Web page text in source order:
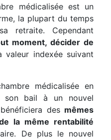
médicalisée est un
la plupart du temps
retraite. Cependant
moment, décider de
valeur indexée suivant
médicalisée en
son bail à un nouvel
des mêmes
la même rentabilité
De plus le nouvel